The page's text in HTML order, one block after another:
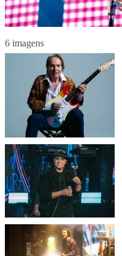
6 imagens